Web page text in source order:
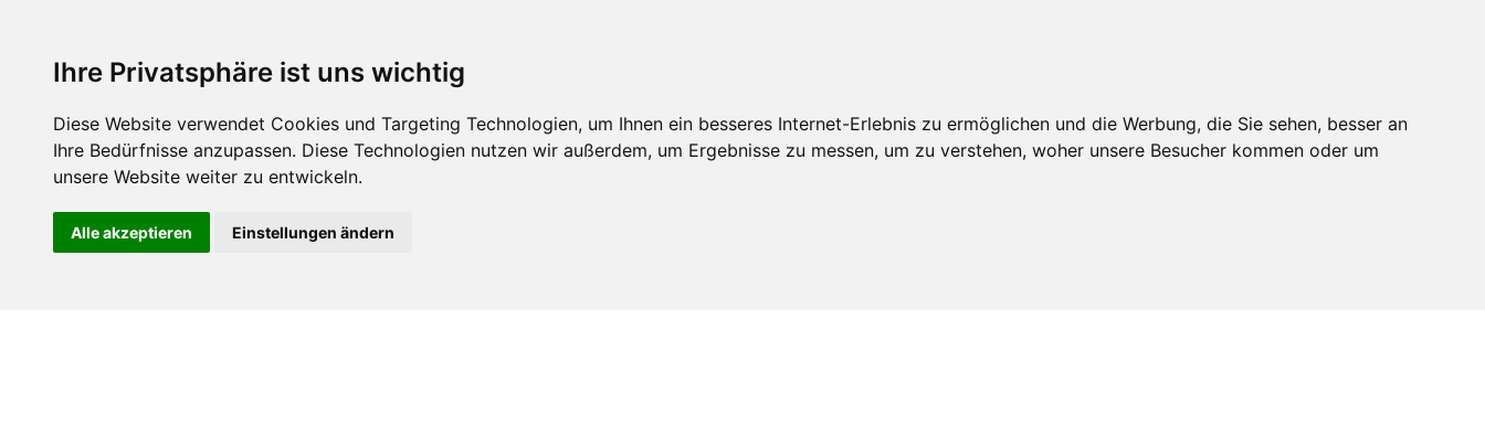
Ihre Privatsphäre ist uns wichtig
Diese Website verwendet Cookies und Targeting Technologien, um Ihnen ein besseres Internet-Erlebnis zu ermöglichen und die Werbung, die Sie sehen, besser an
Ihre Bedürfnisse anzupassen. Diese Technologien nutzen wir außerdem, um Ergebnisse zu messen, um zu verstehen, woher unsere Besucher kommen oder um
unsere Website weiter zu entwickeln.
Alle akzeptieren Einstellungen ändern